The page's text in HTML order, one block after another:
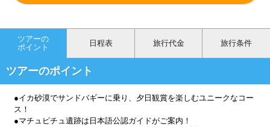
ツアーの
ポイント
日程表 旅行代金 旅行条件
ツアーのポイント
●イカ砂漠でサンドバギーに乗り、夕日観賞を楽しむユニークなコー
ス！
●マチュピチュ遺跡は日本語公認ガイドがご案内！